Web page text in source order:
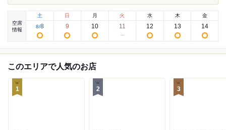
空席
情報
土
8/8
日
9
月
10
火
11
水
12
木
13
金
14
このエリアで人気のお店
1 2 3